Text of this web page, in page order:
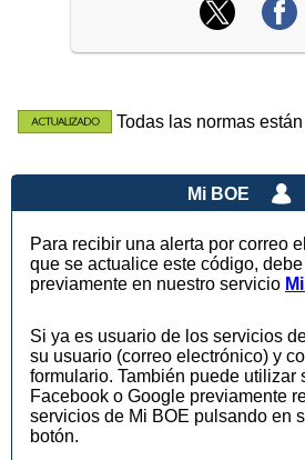
Todas las normas
Mi BOE
Para recibir una alerta por correo
que se actualice este código,
previamente en nuestro servicio
Si ya es usuario de los servicios
su usuario (correo electrónico) y
formulario. También puede utilizar
Facebook o Google previamente
servicios de Mi BOE pulsando en
botón.